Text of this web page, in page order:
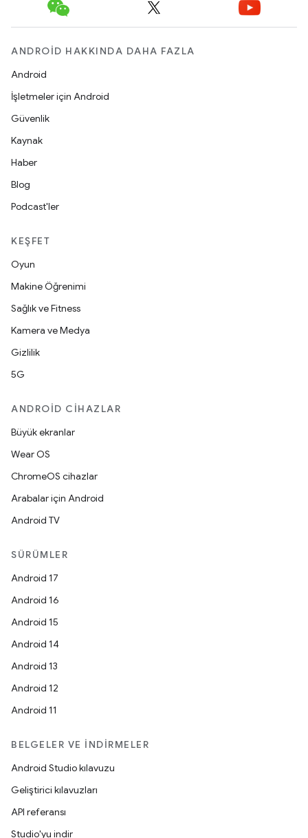
ANDROID HAKKINDA DAHA FAZLA
Android
İşletmeler için Android
Güvenlik
Kaynak
Haber
Blog
Podcast'ler
KEŞFET
Oyun
Makine Öğrenimi
Sağlık ve Fitness
Kamera ve Medya
Gizlilik
5G
ANDROID CIHAZLAR
Büyük ekranlar
Wear OS
ChromeOS cihazlar
Arabalar için Android
Android TV
SÜRÜMLER
Android 17
Android 16
Android 15
Android 14
Android 13
Android 12
Android 11
BELGELER VE İNDIRMELER
Android Studio kılavuzu
Geliştirici kılavuzları
API referansı
Studio'yu indir